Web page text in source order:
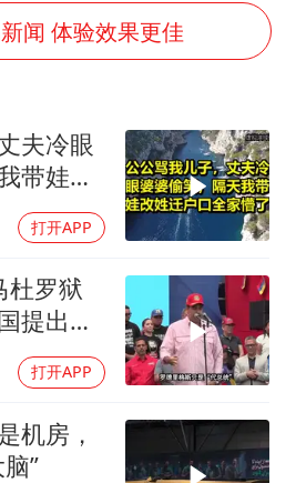
小时不关空调 电费会更低吗
东方甄选被判赔偿江小白30万元
奋进开新局 实干挑大梁
闻 体验效果更佳
夫冷眼
带娃改
！
打开APP
杜罗狱
提出的
打开APP
机房，
”